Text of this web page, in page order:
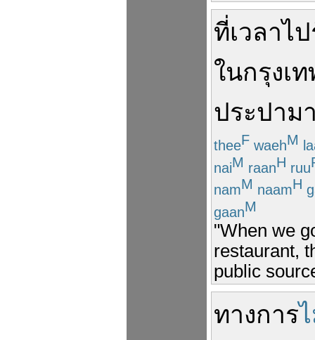
ที่เวลาไป
ในกรุงเ
ประปาม
theeF waehM
naiM raanH ruu
namM naamH
gaanM
"When we
restaurant,
public
ทางการ